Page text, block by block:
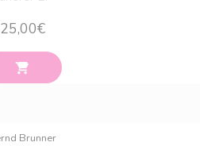
25,00€
Brunner